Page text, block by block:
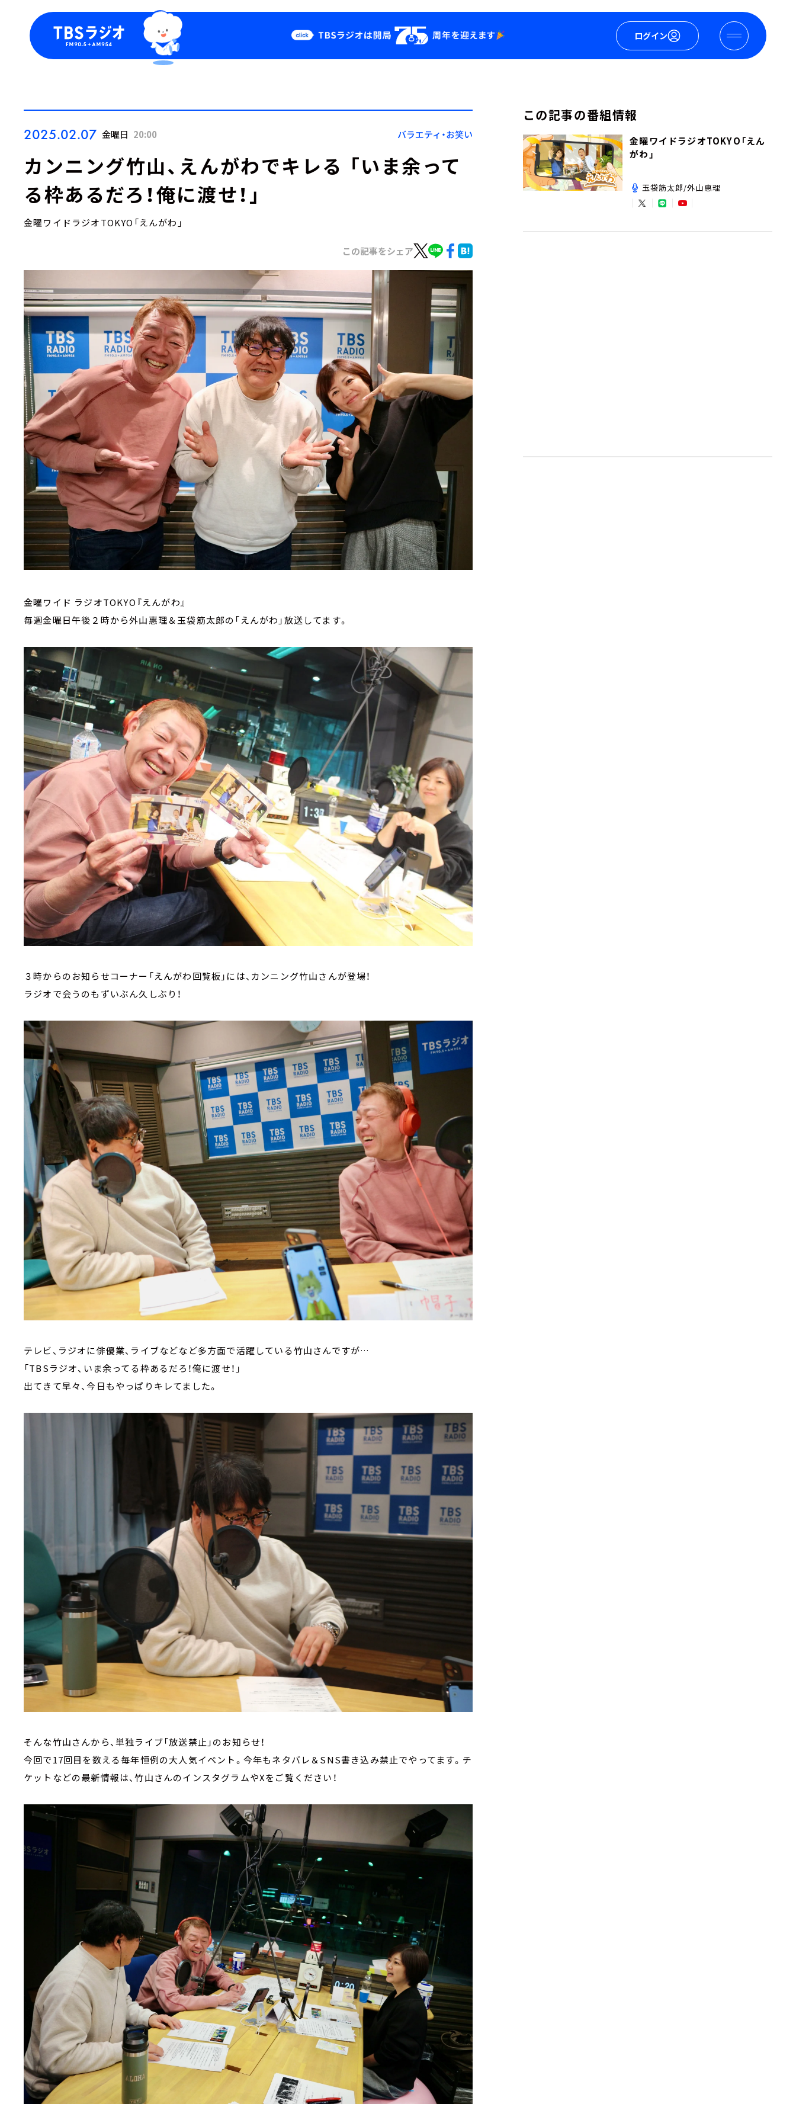
ログイン
Podcast
YouTube
会社情報
2025.02.07 金曜日 20:00 バラエティ・お笑い
カンニング竹山、えんがわでキレる 「いま余って
る枠あるだろ！俺に渡せ！」
金曜ワイドラジオTOKYO「えんがわ」
この記事をシェア
金曜ワイド ラジオTOKYO『えんがわ』
毎週金曜日午後２時から外山惠理＆玉袋筋太郎の「えんがわ」放送してます。
３時からのお知らせコーナー「えんがわ回覧板」には、カンニング竹山さんが登場！
ラジオで会うのもずいぶん久しぶり！
テレビ、ラジオに俳優業、ライブなどなど多方面で活躍している竹山さんですが…
「TBSラジオ、いま余ってる枠あるだろ！俺に渡せ！」
出てきて早々、今日もやっぱりキレてました。
そんな竹山さんから、単独ライブ「放送禁止」のお知らせ！
今回で17回目を数える毎年恒例の大人気イベント。今年もネタバレ＆SNS書き込み禁止でやってます。チ
ケットなどの最新情報は、竹山さんのインスタグラムやXをご覧ください！
この記事の番組情報
金曜ワイドラジオTOKYO「えん
がわ」
玉袋筋太郎/外山惠理